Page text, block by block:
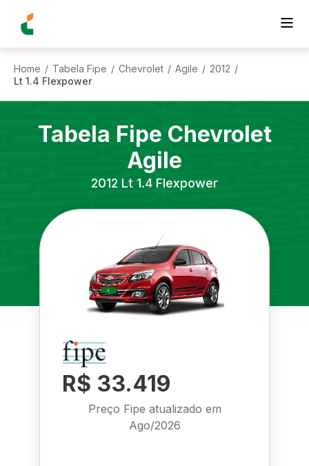
Home / Tabela Fipe / Chevrolet / Agile / 2012 /
Lt 1.4 Flexpower
Tabela Fipe Chevrolet
Agile
2012 Lt 1.4 Flexpower
R$ 33.419
Preço Fipe atualizado em
Ago/2026